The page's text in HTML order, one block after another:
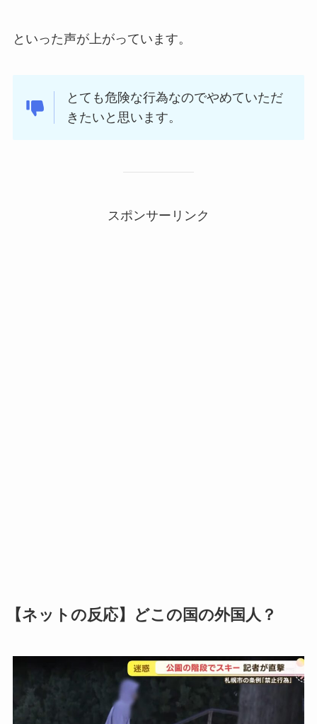
といった声が上がっています。
とても危険な行為なのでやめていただ
きたいと思います。
スポンサーリンク
【ネットの反応】どこの国の外国人？